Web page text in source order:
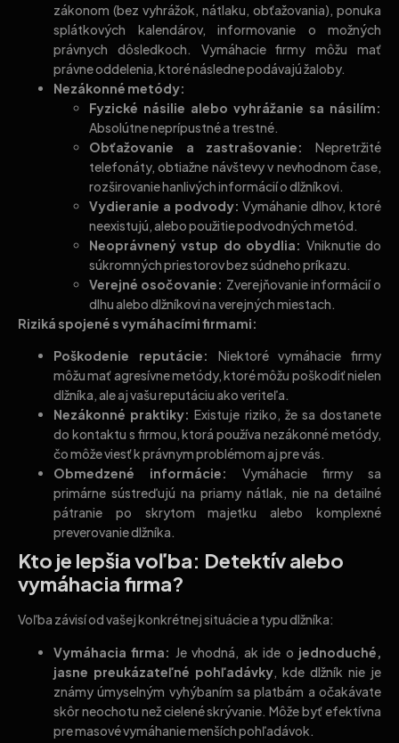
zákonom (bez vyhrážok, nátlaku, obťažovania), ponuka
splátkových kalendárov, informovanie o možných
právnych dôsledkoch. Vymáhacie firmy môžu mať
právne oddelenia, ktoré následne podávajú žaloby.
Nezákonné metódy:
Fyzické násilie alebo vyhrážanie sa násilím:
Absolútne neprípustné a trestné.
Obťažovanie a zastrašovanie:
Nepretržité
telefonáty, obtiažne návštevy v nevhodnom čase,
rozširovanie hanlivých informácií o dlžníkovi.
Vydieranie a podvody: Vymáhanie dlhov, ktoré
neexistujú, alebo použitie podvodných metód.
Neoprávnený vstup do obydlia: Vniknutie do
súkromných priestorov bez súdneho príkazu.
Verejné osočovanie: Zverejňovanie informácií o
dlhu alebo dlžníkovi na verejných miestach.
Riziká spojené s vymáhacími firmami:
Poškodenie reputácie: Niektoré vymáhacie firmy
môžu mať agresívne metódy, ktoré môžu poškodiť nielen
dlžníka, ale aj vašu reputáciu ako veriteľa.
Nezákonné praktiky: Existuje riziko, že sa dostanete
do kontaktu s firmou, ktorá používa nezákonné metódy,
čo môže viesť k právnym problémom aj pre vás.
Obmedzené informácie:
Vymáhacie firmy sa
primárne sústreďujú na priamy nátlak, nie na detailné
pátranie po skrytom majetku alebo komplexné
preverovanie dlžníka.
Kto je lepšia voľba: Detektív alebo
vymáhacia firma?
Voľba závisí od vašej konkrétnej situácie a typu dlžníka:
Vymáhacia firma: Je vhodná, ak ide o jednoduché,
jasne preukázateľné pohľadávky, kde dlžník nie je
známy úmyselným vyhýbaním sa platbám a očakávate
skôr neochotu než cielené skrývanie. Môže byť efektívna
pre masové vymáhanie menších pohľadávok.